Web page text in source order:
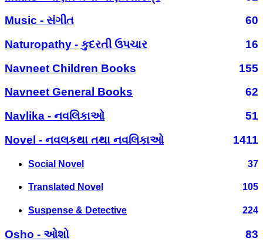
Music - સંગીત
60
Naturopathy - કુદરતી ઉપચાર
16
Navneet Children Books
155
Navneet General Books
62
Navlika - નવલિકાઓ
51
Novel - નવલકથા તથા નવલિકાઓ
1411
Social Novel 37
Translated Novel 105
Suspense & Detective 224
Osho - ઓશો
83